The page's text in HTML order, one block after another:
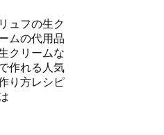
ュフの生ク
ムの代用品
クリームな
作れる人気
り方レシピ